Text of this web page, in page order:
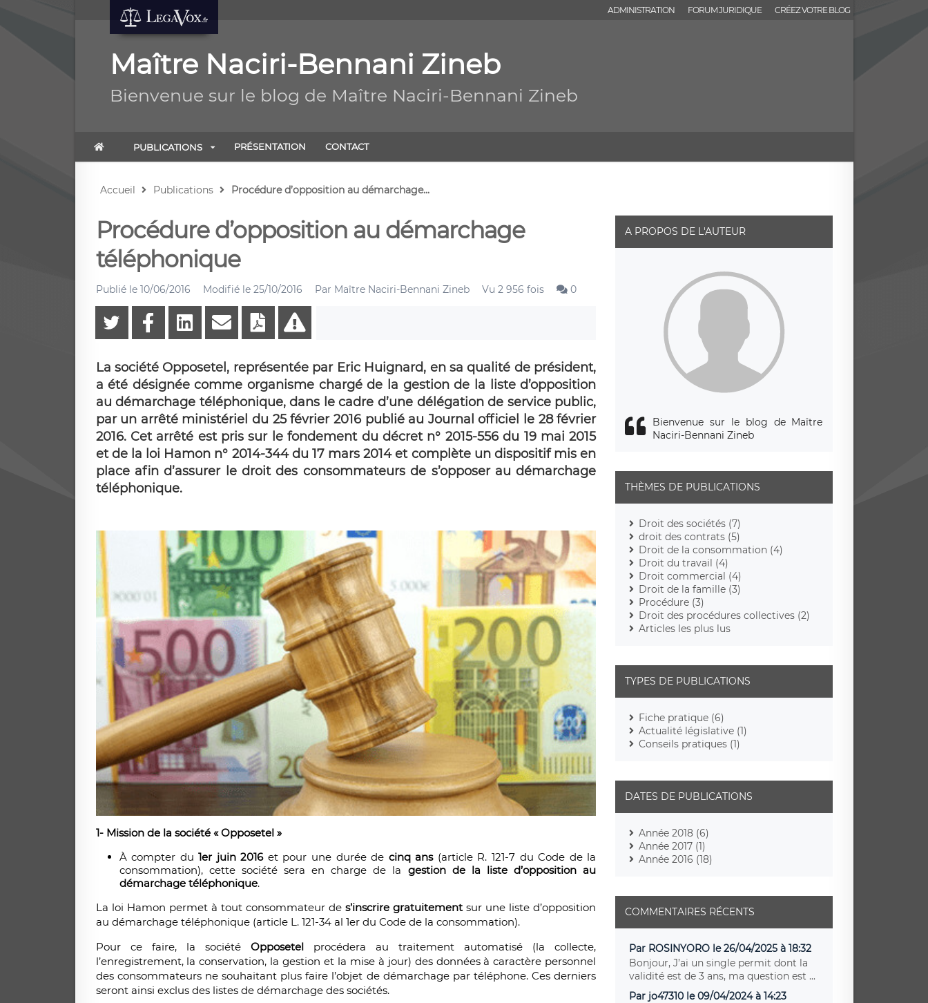
ADMINISTRATION FORUM JURIDIQUE CRÉEZ VOTRE BLOG
Maître Naciri-Bennani Zineb
Bienvenue sur le blog de Maître Naciri-Bennani Zineb
PUBLICATIONS PRÉSENTATION CONTACT
Accueil Publications Procédure d’opposition au démarchage...
Procédure d’opposition au démarchage
téléphonique
Publié le 10/06/2016 Modifié le 25/10/2016 Par Maître Naciri-Bennani Zineb Vu 2 956 fois 0
La société Opposetel, représentée par Eric Huignard, en sa qualité de président,
a été désignée comme organisme chargé de la gestion de la liste d’opposition
au démarchage téléphonique, dans le cadre d’une délégation de service public,
par un arrêté ministériel du 25 février 2016 publié au Journal officiel le 28 février
2016. Cet arrêté est pris sur le fondement du décret n° 2015-556 du 19 mai 2015
et de la loi Hamon n° 2014-344 du 17 mars 2014 et complète un dispositif mis en
place afin d’assurer le droit des consommateurs de s’opposer au démarchage
téléphonique.
1- Mission de la société « Opposetel »
À compter du1er juin 2016et pour une durée de cinq ans(article R. 121-7 du Code de la
consommation), cette société sera en charge de la gestion de la liste d’opposition au
démarchage téléphonique.
La loi Hamon permet à tout consommateur de s’inscrire gratuitementsur une liste d’opposition
au démarchage téléphonique (article L. 121-34 al 1er du Code de la consommation).
Pour ce faire, la société Opposetelprocédera au traitement automatisé (la collecte,
l’enregistrement, la conservation, la gestion et la mise à jour) des données à caractère personnel
des consommateurs ne souhaitant plus faire l’objet de démarchage par téléphone. Ces derniers
seront ainsi exclus des listes de démarchage des sociétés.
A PROPOS DE L'AUTEUR
Bienvenue sur le blog de Maître
Naciri-Bennani Zineb
THÈMES DE PUBLICATIONS
Droit des sociétés (7)
droit des contrats (5)
Droit de la consommation (4)
Droit du travail (4)
Droit commercial (4)
Droit de la famille (3)
Procédure (3)
Droit des procédures collectives (2)
Articles les plus lus
TYPES DE PUBLICATIONS
Fiche pratique (6)
Actualité législative (1)
Conseils pratiques (1)
DATES DE PUBLICATIONS
Année 2018 (6)
Année 2017 (1)
Année 2016 (18)
COMMENTAIRES RÉCENTS
Par ROSINYORO le 26/04/2025 à 18:32
Bonjour, J’ai un single permit dont la
validité est de 3 ans, ma question est ...
Par jo47310 le 09/04/2024 à 14:23